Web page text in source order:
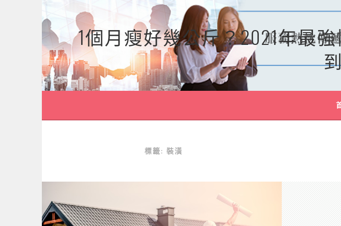
至
要
內
容
1個月瘦好幾公斤？2021年最
標籤: 裝潢